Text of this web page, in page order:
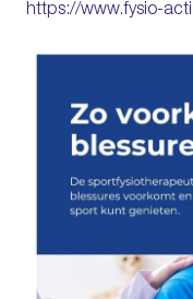
https://www.fysio-